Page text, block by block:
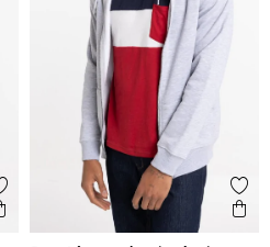
aux favoris
Aperçu rapide